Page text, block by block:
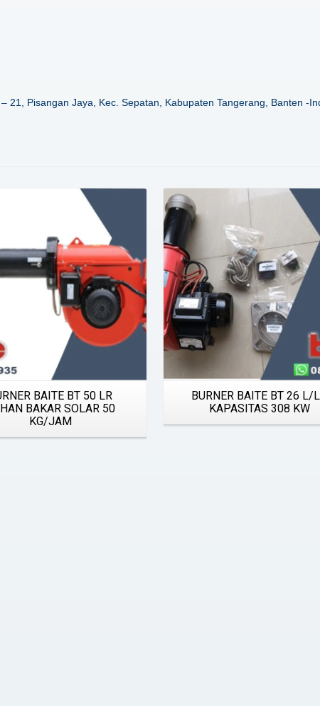
21, Pisangan Jaya, Kec. Sepatan, Kabupaten Tangerang, Banten -
BAITE BT 50 LR
BAKAR SOLAR 50
KG/JAM
BURNER BAITE BT 26 L/
KAPASITAS 308 KW